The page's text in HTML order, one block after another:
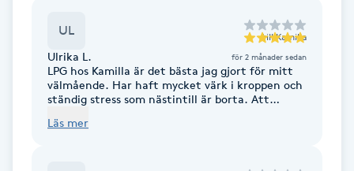
Fotmassage
Fotsvamp
UL till Kamilla
Ulrika L. för 2 månader sedan
LPG hos Kamilla är det bästa jag gjort för mitt
välmående. Har haft mycket värk i kroppen och
ständig stress som nästintill är borta. Att
extra stort plus. Lpg är lätt
Läs mer